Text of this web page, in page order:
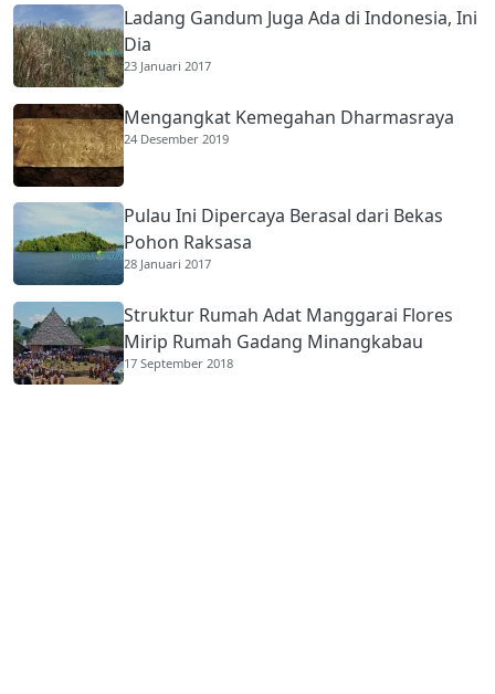
Ladang Gandum Juga Ada di Indonesia, Ini
Dia
23 Januari 2017
Mengangkat Kemegahan Dharmasraya
24 Desember 2019
Pulau Ini Dipercaya Berasal dari Bekas
Pohon Raksasa
28 Januari 2017
Struktur Rumah Adat Manggarai Flores
Mirip Rumah Gadang Minangkabau
17 September 2018